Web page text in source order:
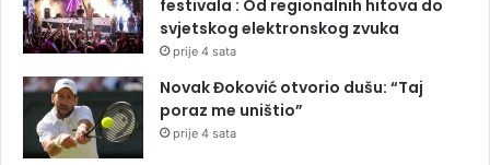
festivala : Od regionalnih hitova do
svjetskog elektronskog zvuka
prije 4 sata
Novak Đoković otvorio dušu: “Taj
poraz me uništio”
prije 4 sata